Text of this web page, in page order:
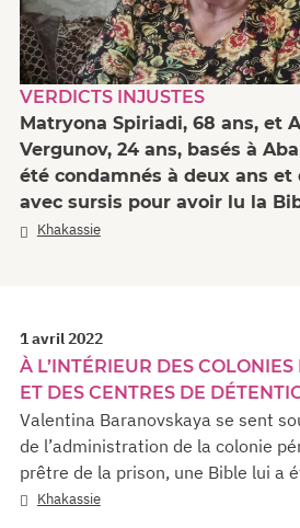
VERDICTS INJUSTES
Matryona Spiriadi, 68 ans, et
Vergunov, 24 ans, basés à
été condamnés à deux ans et
avec sursis pour avoir lu la
Khakassie
1 avril 2022
À L’INTÉRIEUR DES
ET DES CENTRES DE
Valentina Baranovskaya se sent
de l’administration de la colonie
prêtre de la prison, une Bible lui a
Khakassie